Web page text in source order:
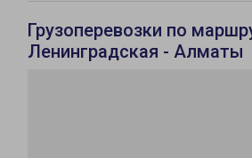
Грузоперевозки по
Ленинградская - Алматы